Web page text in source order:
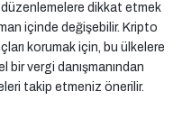
dikkat etmek
içinde değişebilir. Kripto
korumak için, bu ülkelere
bir vergi danışmanından
takip etmeniz önerilir.